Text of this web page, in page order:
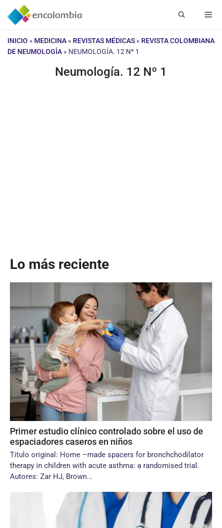
Saltar
INICIO » MEDICINA » REVISTAS MÉDICAS » REVISTA COLOMBIANA
DE NEUMOLOGÍA » NEUMOLOGÍA. 12 Nº 1
Neumología. 12 Nº 1
Lo más reciente
Primer estudio clínico controlado sobre el uso de
espaciadores caseros en niños
Titulo original: Home –made spacers for bronchchodilator
therapy in children with acute asthma: a randomised trial.
Autores: Zar HJ, Brown...